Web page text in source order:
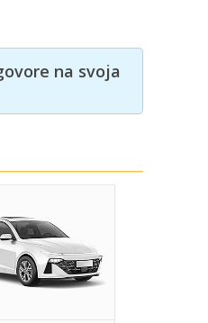
na svoja